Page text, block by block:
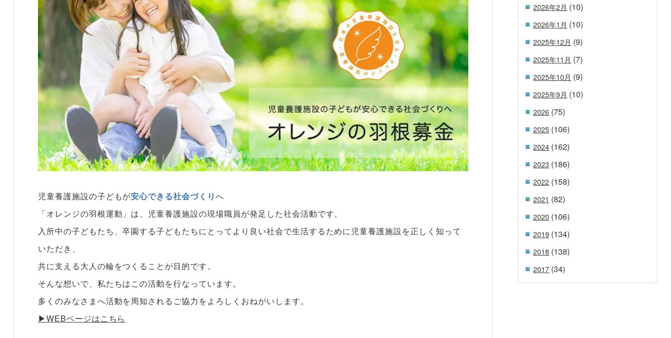
児童養護施設の子どもが安心できる社会づくりへ
「オレンジの羽根運動」は、児童養護施設の現場職員が発足した社会活動です。
入所中の子どもたち、卒園する子どもたちにとってより良い社会で生活するために児童養護施設を正しく知って
いただき、
共に支える大人の輪をつくることが目的です。
そんな想いで、私たちはこの活動を行なっています。
多くのみなさまへ活動を周知されるご協力をよろしくおねがいします。
▶︎WEBページはこちら
2026年2月 (10)
2026年1月 (10)
2025年12月 (9)
2025年11月 (7)
2025年10月 (9)
2025年9月 (10)
2026 (75)
2025 (106)
2024 (162)
2023 (186)
2022 (158)
2021 (82)
2020 (106)
2019 (134)
2018 (138)
2017 (34)